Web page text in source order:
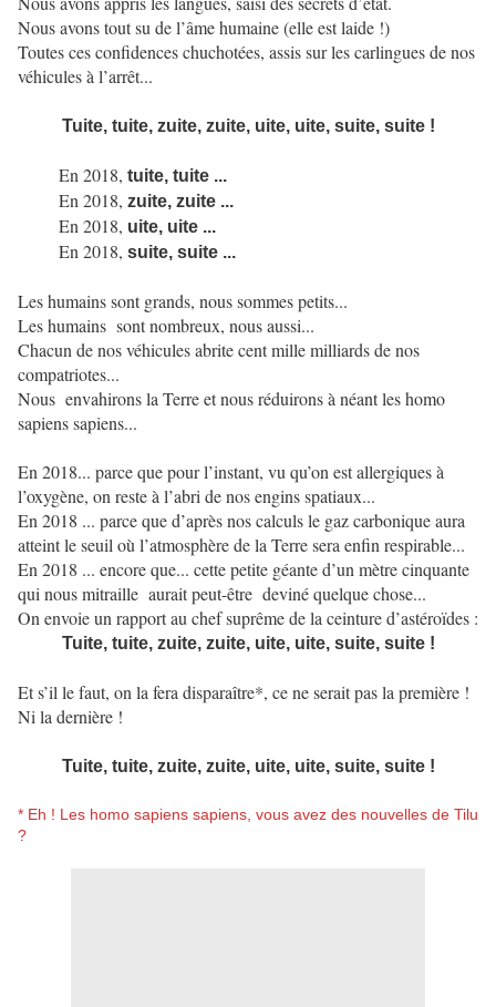
Nous avons tout su de l’âme humaine (elle est laide !)
Toutes ces confidences chuchotées, assis sur les carlingues de nos
véhicules à l’arrêt...
Tuite, tuite, zuite, zuite, uite, uite, suite, suite !
En 2018, tuite, tuite ...
En 2018, zuite, zuite ...
En 2018, uite, uite ...
En 2018, suite, suite ...
Les humains sont grands, nous sommes petits...
Les humains sont nombreux, nous aussi...
Chacun de nos véhicules abrite cent mille milliards de nos
compatriotes...
Nous envahirons la Terre et nous réduirons à néant les homo
sapiens sapiens...
En 2018... parce que pour l’instant, vu qu’on est allergiques à
l’oxygène, on reste à l’abri de nos engins spatiaux...
En 2018 ... parce que d’après nos calculs le gaz carbonique aura
atteint le seuil où l’atmosphère de la Terre sera enfin respirable...
En 2018 ... encore que... cette petite géante d’un mètre cinquante
qui nous mitraille aurait peut-être deviné quelque chose...
On envoie un rapport au chef suprême de la ceinture d’astéroïdes :
Tuite, tuite, zuite, zuite, uite, uite, suite, suite !
Et s’il le faut, on la fera disparaître*, ce ne serait pas la première !
Ni la dernière !
Tuite, tuite, zuite, zuite, uite, uite, suite, suite !
* Eh ! Les homo sapiens sapiens, vous avez des nouvelles de Tilu
?